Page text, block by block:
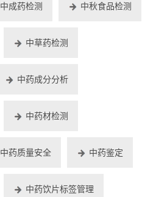
中成药检测 中秋食品检测
中草药检测
中药成分分析
中药材检测
中药质量安全 中药鉴定
中药饮片标签管理